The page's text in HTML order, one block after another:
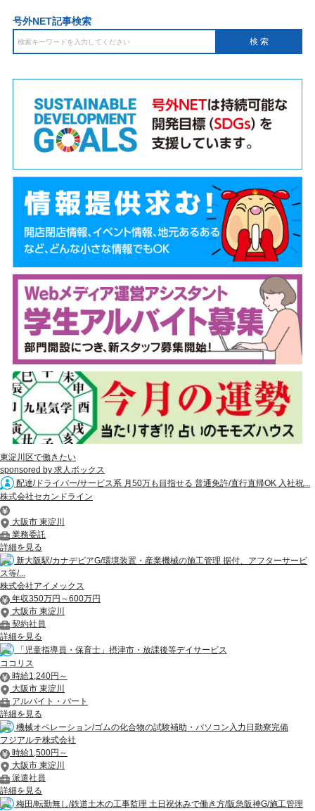
号外NET記事検索
東淀川区で働きたい
sponsored by 求人ボックス
配達/ドライバー/サービス系 月50万も目指せる 普通免許/直行直帰OK 入社祝...
株式会社セカンドライン
大阪市 東淀川
業務委託
詳細を見る
新大阪駅/カナデビアG/環境装置・産業機械の施工管理 据付、アフターサービ
ス等/...
株式会社アイメックス
年収350万円～600万円
大阪市 東淀川
契約社員
詳細を見る
「児童指導員・保育士」摂津市・放課後等デイサービス
ココリス
時給1,240円～
大阪市 東淀川
アルバイト・パート
詳細を見る
機械オペレーション/ゴムの化合物の試験補助・パソコン入力日勤寮完備
フジアルテ株式会社
時給1,500円～
大阪市 東淀川
派遣社員
詳細を見る
梅田/転勤無し/鉄道土木の工事監理 土日祝休みで働き方/阪急阪神G/施工管理